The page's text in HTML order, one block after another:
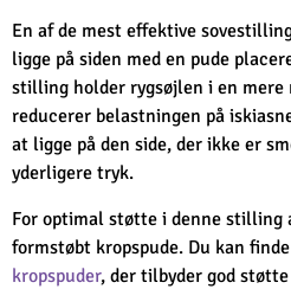
En af de mest effektive
ligge på siden med en pude
stilling holder rygsøjlen i en
reducerer belastningen på
at ligge på den side, der ikke er
yderligere tryk.
For optimal støtte i denne stilling
formstøbt kropspude. Du kan
kropspuder, der tilbyder god